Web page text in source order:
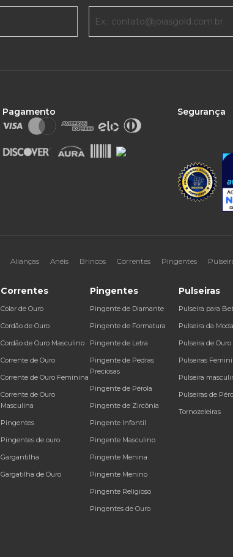
Pagamento Segurança
Alianças Anéis Brincos Correntes Pingentes
Correntes
Colar de Ouro
Cordão de Ouro
Cordão de Ouro Masculino
Corrente de Ouro
Corrente de Ouro Feminina
Corrente de Ouro
Masculina
Pingentes
Pingentes de ouro
Gargantilha
Gargatilha de Ouro
Pingentes
Pingente de Diamante
Pingente de Formatura
Pingente de Letra
Pingente de Pedras
Preciosas
Pingente de Pérola
Pingente de Zircônia
Pingente Infantil
Pingente Masculino
Pingente Menina
Pingente Menino
Pingente Religioso
Pingentes de Ouro
Pulseiras
Pulseira para
Pulseira da Moda
Pulseira de Ouro
Pulseiras
Pulseira
Pulseiras de
Tornozeleiras